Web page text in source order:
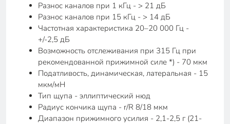
Разнос каналов при 1 кГц - > 21 дБ
Разнос каналов при 15 кГц - > 14 дБ
Частотная характеристика 20–20 000 Гц -
+/-2,5 дБ
Возможность отслеживания при 315 Гц при
рекомендованной прижимной силе *) - 70 мкм
Податливость, динамическая, латеральная - 15
мкм/мН
Тип щупа - эллиптический нюд
Радиус кончика щупа - r/R 8/18 мкм
Диапазон прижимного усилия - 2,1-2,5 г (21-